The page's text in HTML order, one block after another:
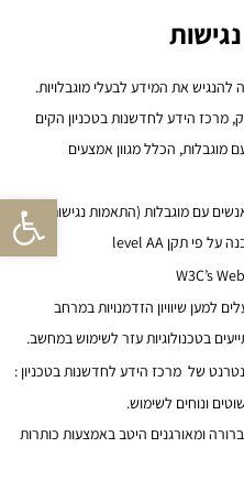
פתח
את המידע לבעלי מוגבלויות.
מרכז הידע לחדשנות בטכניון הקים
מוגבלות, הכלל מגוון אמצעים
עם מוגבלות (התאמות נגישות
למען שיוויון הזדמנויות במרחב
בטכנולוגיות עזר לשימוש במחשב.
של מרכז הידע לחדשנות בטכניון :
ונוחים לשימוש.
ומאורגנים היטב באמצעות כותרות